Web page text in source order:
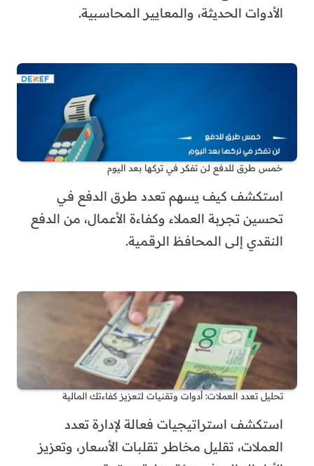
الأدوات الحديثة، والمعايير المحاسبية.
خمس طرق للدفع لن تفكر في تركها بعد اليوم
استكشف كيف يسهم تعدد طرق الدفع في
تحسين تجربة العملاء وكفاءة الأعمال، من الدفع
النقدي إلى المحافظ الرقمية.
تحليل تعدد العملات: أدوات وتقنيات لتعزيز كفاءتك المالية
استكشف استراتيجيات فعالة لإدارة تعدد
العملات، تقليل مخاطر تقلبات الأسعار، وتعزيز